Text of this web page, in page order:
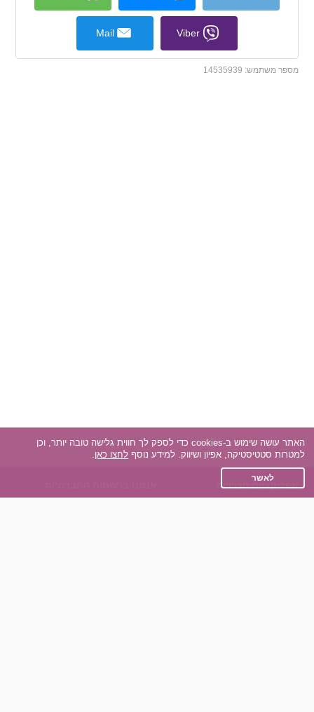
Viber
Mail
מספר משתמש: 14535939
אפליקציית הכרויות
האתר עושה שימוש ב-cookies כדי לספק לך חווית גלישה טובה יותר, וכן
למטרות סטטיסטיקה, אפיון ושיווק. למידע נוסף לחצו כאן.
לאשר